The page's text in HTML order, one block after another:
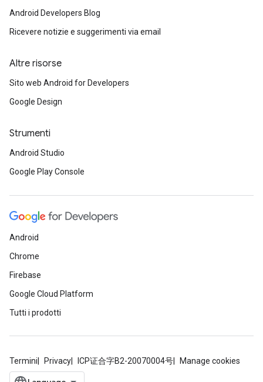
Android Developers Blog
Ricevere notizie e suggerimenti via email
Altre risorse
Sito web Android for Developers
Google Design
Strumenti
Android Studio
Google Play Console
Android
Chrome
Firebase
Google Cloud Platform
Tutti i prodotti
Termini Privacy ICP证合字B2-20070004号 Manage cookies